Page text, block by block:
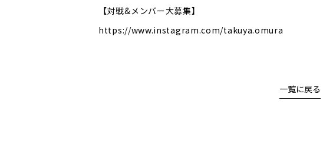
【対戦&メンバー大募集】
https://www.instagram.com/takuya.omura
一覧に戻る